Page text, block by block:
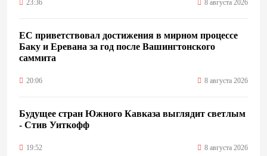
23:36 8 августа 2026
ЕС приветствовал достижения в мирном процессе
Баку и Еревана за год после Вашингтонского
саммита
20:06 8 августа 2026
Будущее стран Южного Кавказа выглядит светлым
- Стив Уиткофф
19:52 8 августа 2026